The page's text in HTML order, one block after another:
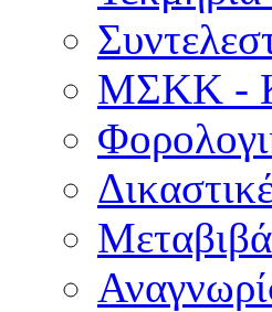
ΜΣKΚ -